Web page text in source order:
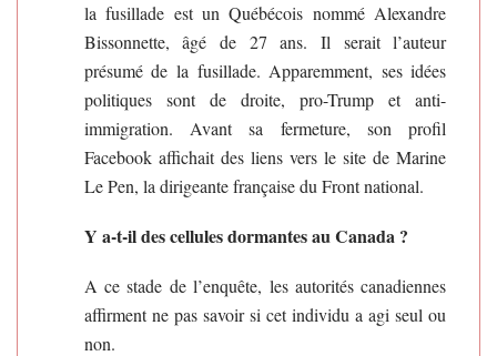
la fusillade est un Québécois nommé Alexandre
Bissonnette, âgé de 27 ans. Il serait l’auteur
présumé de la fusillade. Apparemment, ses idées
politiques sont de droite, pro-Trump et anti-
immigration. Avant sa fermeture, son profil
Facebook affichait des liens vers le site de Marine
Le Pen, la dirigeante française du Front national.
Y a-t-il des cellules dormantes au Canada ?
A ce stade de l’enquête, les autorités canadiennes
affirment ne pas savoir si cet individu a agi seul ou
non.